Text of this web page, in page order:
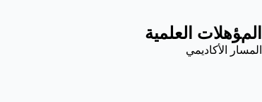
المؤهلات العلمية
المسار الأكاديمي